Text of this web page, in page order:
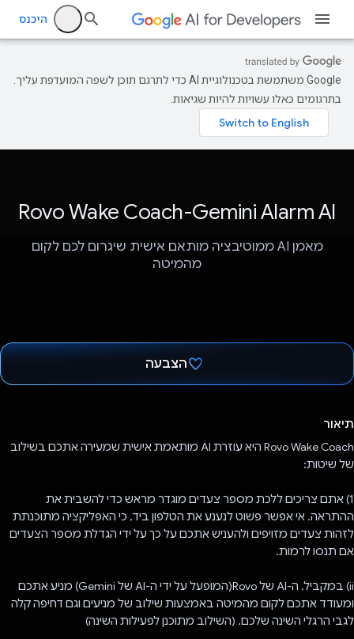
היכנס
‫Google משתמשת בטכנולוגיית AI כדי לתרגם תוכן לשפה המועדפת עליך.
בתרגומים כאלו עשויות להיות שגיאות.
Rovo Wake Coach-Gemini Alarm Al
מאמן AI ממוטיבציה מותאם אישית שיגרום לכם לקום
מהמיטה
הצבעה
תיאור
Rovo Wake Coach היא עוזרת AI מותאמת אישית שמעירה אתכם בשילוב
של שיטות:
1) אתם צריכים ללכת מספר צעדים מוגדר מראש כדי להשבית את
ההתראה. אי אפשר פשוט לנענע את הטלפון ביד, כי האפליקציה מתוכנתת
לזהות צעדים מזויפים ולהעניש אתכם על כך על ידי הגדלת מספר הצעדים
אם תנסו לרמות.
ii) במקביל, ה-AI של Rovo(המופעל על ידי ה-AI של Gemini) מניע אתכם
ומעודד אתכם לקום מהמיטה באמצעות שילוב של מניעים וגם דחיפה קלה
לגבי הרגלי השינה שלכם. (השילוב מתוכנן לפעילות השינה)